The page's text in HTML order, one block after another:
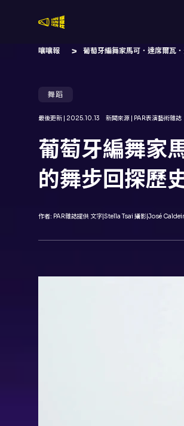
嚷嚷報 葡萄牙編舞家馬可．達席爾瓦
舞蹈
最後更新 | 2025.10.13 新聞來源 | PAR表演藝術雜誌
葡萄牙編舞家
的舞步回探歷
作者: PAR雜誌提供 文字|Stella Tsai 攝影|José